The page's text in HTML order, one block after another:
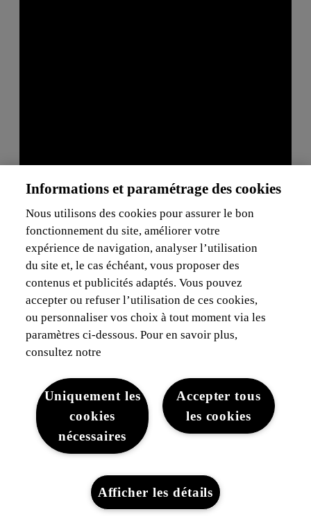
Informations et paramétrage des cookies
Nous utilisons des cookies pour assurer le bon
fonctionnement du site, améliorer votre
expérience de navigation, analyser l’utilisation
du site et, le cas échéant, vous proposer des
contenus et publicités adaptés. Vous pouvez
accepter ou refuser l’utilisation de ces cookies,
ou personnaliser vos choix à tout moment via les
paramètres ci-dessous. Pour en savoir plus,
consultez notre
Accepter tous
les cookies
Uniquement les
cookies
nécessaires
Afficher les détails